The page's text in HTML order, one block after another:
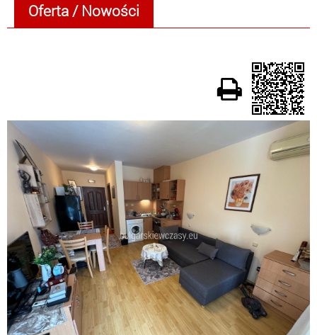
Oferta/ Nowości